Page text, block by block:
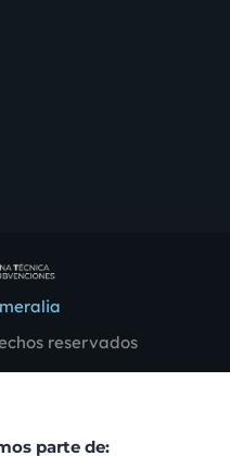
reservados
parte de: